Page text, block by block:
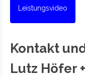
Leistungsvideo
Kontakt
Lutz Höfer